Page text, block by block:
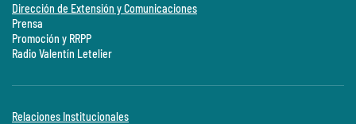
Dirección de Extensión y Comunicaciones
Prensa
Promoción y RRPP
Radio Valentín Letelier
Relaciones Institucionales